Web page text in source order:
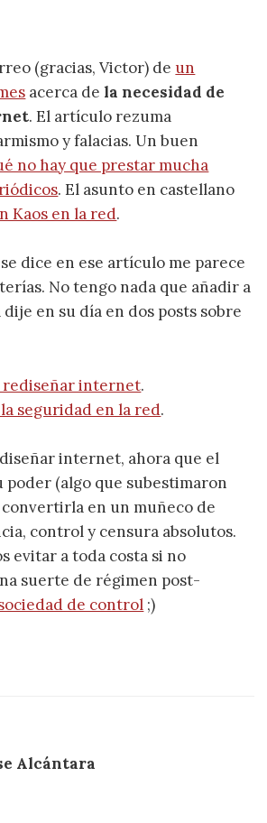
(gracias, Victor) de un
acerca de la necesidad de
. El artículo rezuma
y falacias. Un buen
no hay que prestar mucha
. El asunto en castellano
Kaos en la red.
dice en ese artículo me parece
No tengo nada que añadir a
dije en su día en dos posts sobre
rediseñar internet.
seguridad en la red.
internet, ahora que el
poder (algo que subestimaron
convertirla en un muñeco de
control y censura absolutos.
evitar a toda costa si no
suerte de régimen post-
de control ;)
Alcántara